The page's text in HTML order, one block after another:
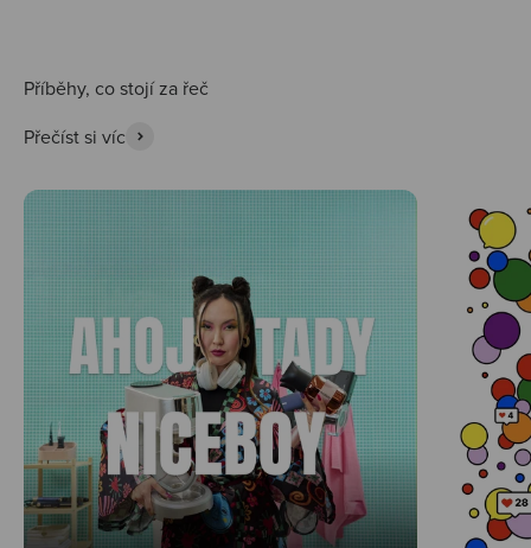
Přečíst si víc